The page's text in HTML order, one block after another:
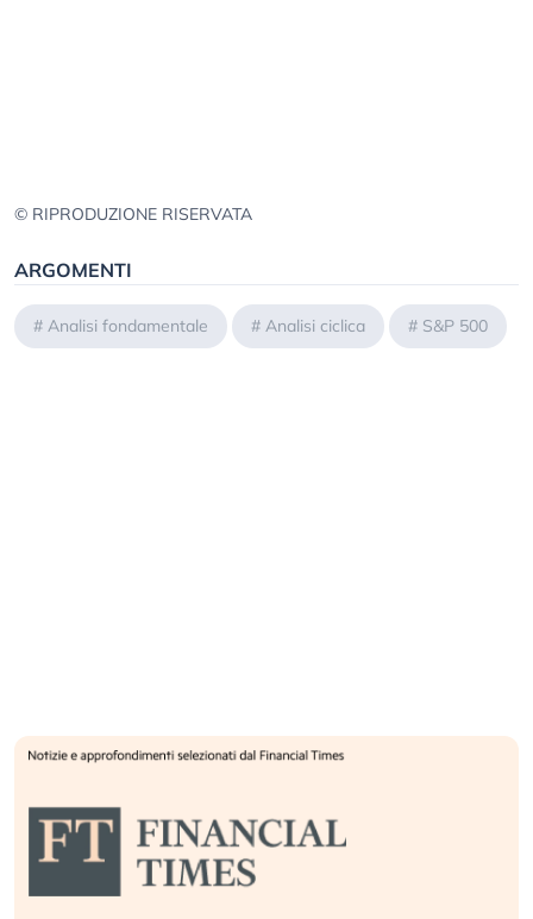
© RIPRODUZIONE RISERVATA
ARGOMENTI
# Analisi fondamentale # Analisi ciclica # S&P 500